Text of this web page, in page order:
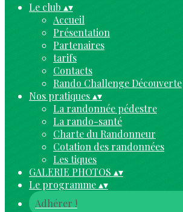
Le club ▴▾
Accueil
Présentation
Partenaires
tarifs
Contacts
Rando Challenge Découverte
Nos pratiques▴▾
La randonnée pédestre
La rando-santé
Charte du Randonneur
Cotation des randonnées
Les tiques
GALERIE PHOTOS ▴▾
Le programme▴▾
Adhérer !